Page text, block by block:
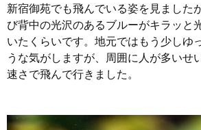
新宿御苑でも飛んでいる姿を見ました
び背中の光沢のあるブルーがキラッと
いたくらいです。地元ではもう少しゆ
うな気がしますが、周囲に人が多いせ
速さで飛んで行きました。